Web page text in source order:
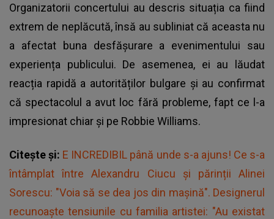
Organizatorii concertului au descris situația ca fiind
extrem de neplăcută, însă au subliniat că aceasta nu
a afectat buna desfășurare a evenimentului sau
experiența publicului. De asemenea, ei au lăudat
reacția rapidă a autorităților bulgare și au confirmat
că spectacolul a avut loc fără probleme, fapt ce l-a
impresionat chiar și pe Robbie Williams.
Citește și: E INCREDIBIL până unde s-a ajuns! Ce s-a
întâmplat între Alexandru Ciucu şi părinții Alinei
Sorescu: "Voia să se dea jos din maşină". Designerul
recunoaște tensiunile cu familia artistei: "Au existat